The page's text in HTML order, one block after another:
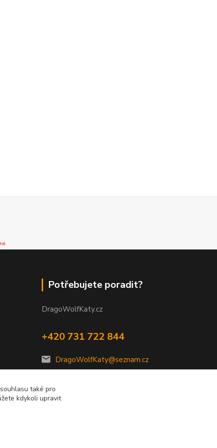
Potřebujete poradit?
DragoWolfKaty.cz
+420 731 722 844
DragoWolfKaty@seznam.cz
také pro
kdykoli upravit